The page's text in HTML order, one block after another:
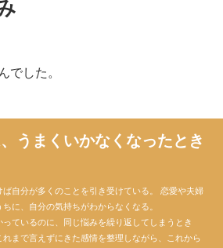
でした。
うまくいかなくなったとき
自分が多くのことを引き受けている。 恋愛や夫婦
に、自分の気持ちがわからなくなる。
ているのに、同じ悩みを繰り返してしまうとき
まで言えずにきた感情を整理しながら、これから